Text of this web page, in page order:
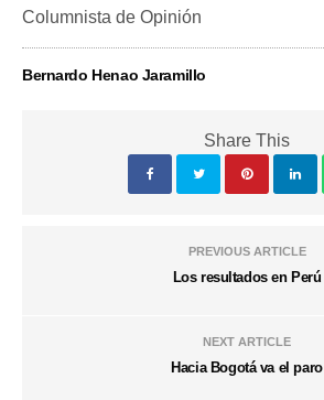
Columnista de Opinión
Bernardo Henao Jaramillo
Share This
PREVIOUS ARTICLE
Los resultados en Perú
NEXT ARTICLE
Hacia Bogotá va el paro